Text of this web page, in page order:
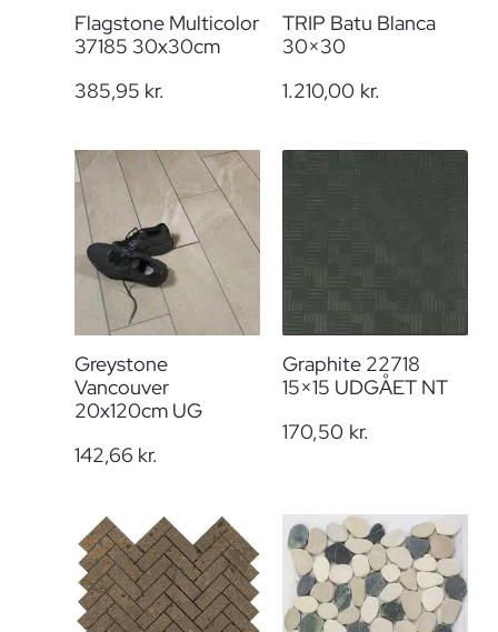
Flagstone Multicolor
37185 30x30cm
385,95 kr.
TRIP Batu Blanca
30×30
1.210,00 kr.
Greystone
Vancouver
20x120cm UG
142,66 kr.
Graphite 22718
15×15 UDGÅET NT
170,50 kr.